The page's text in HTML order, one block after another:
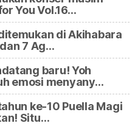
You Vol.16…
di Akihabara
7 Ag…
baru! Yoh
emosi menyany…
ke-10 Puella Magi
Situ…